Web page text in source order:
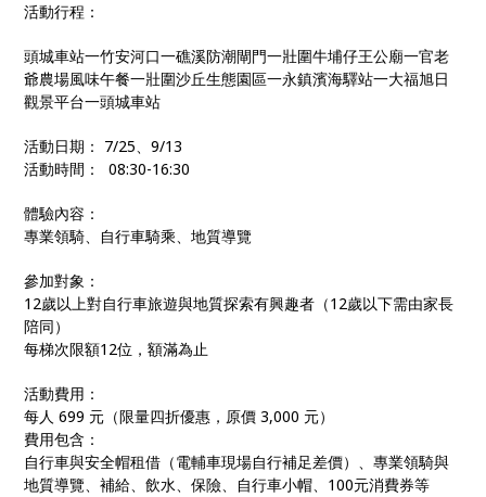
活動行程：
頭城車站一竹安河口一礁溪防潮閘門一壯圍牛埔仔王公廟一官老
爺農場風味午餐一壯圍沙丘生態園區一永鎮濱海驛站一大福旭日
觀景平台一頭城車站
活動日期： 7/25、9/13
活動時間： 08:30-16:30
體驗內容：
專業領騎、自行車騎乘、地質導覽
參加對象：
12歲以上對自行車旅遊與地質探索有興趣者（12歲以下需由家長
陪同）
每梯次限額12位，額滿為止
活動費用：
每人 699 元（限量四折優惠，原價 3,000 元）
費用包含：
自行車與安全帽租借（電輔車現場自行補足差價）、專業領騎與
地質導覽、補給、飲水、保險、自行車小帽、100元消費券等